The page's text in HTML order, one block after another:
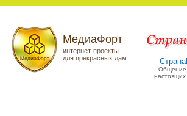
МедиаФорт
интернет-проекты
для прекрасных дам
Общение